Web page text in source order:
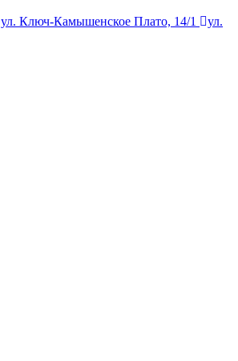
ул. Ключ-Камышенское Плато, 14/1
ул.